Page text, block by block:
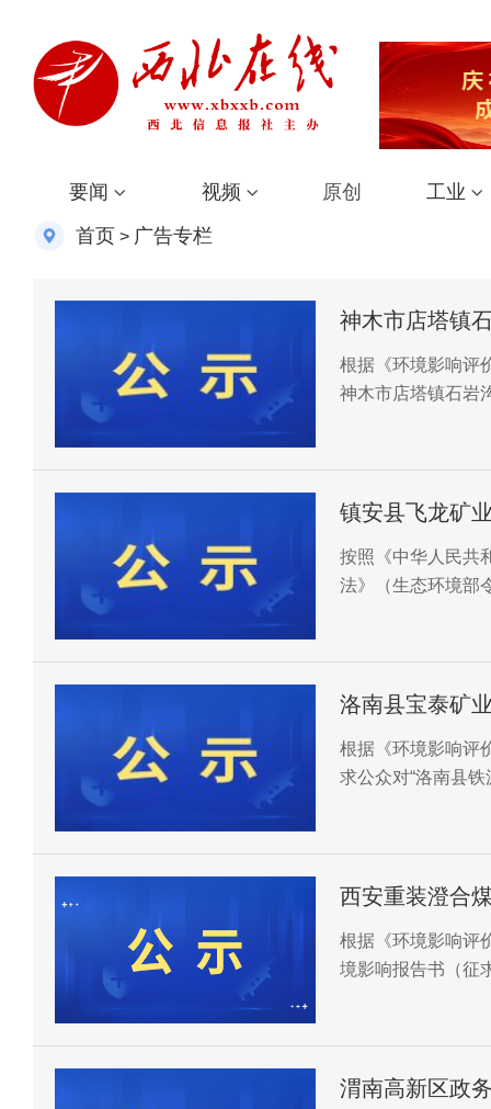
要闻 视频 原创 工业
首页 > 广告专栏
神木市店塔镇
能提升项目环
根据《环境影响评
神木市店塔镇石岩
镇安县飞龙矿
境影响评价公
按照《中华人民共
法》（生态环境部
洛南县宝泰矿
价公众参与第
根据《环境影响评
求公众对“洛南县
西安重装澄合
价征求意见稿
根据《环境影响评
境影响报告书（
渭南高新区政